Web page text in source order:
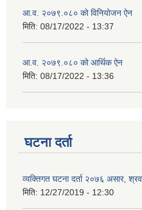
आ.व. २०७९.०८० को विनियोजन ऐन
मिति: 08/17/2022 - 13:37
आ.व. २०७९.०८० को आर्थिक ऐन
मिति: 08/17/2022 - 13:36
घटना दर्ता
व्यक्तिगत घटना दर्ता २०७६ असार,
मिति: 12/27/2019 - 12:30